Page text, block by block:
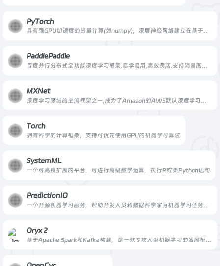
PyTorch
具有强GPU加速度的张量计算(如numpy)，深层神经网络建立在基于磁带的自动调整系统上
PaddlePaddle
百度并行分布式全功能深度学习框架,易学易用,高效灵活.支持海量图像识别分类,机器翻译和自动驾驶等多个领域的业务需求全面开源!
MXNet
深度学习领域的主流框架之一,成为了Amazon的AWS默认深度学习引擎
Torch
拥有科学的计算框架，支持可优先使用GPU的机器学习算法
SystemML
一个可高度扩展的平台，可进行高级数学运算，执行R或类Python语句
PredictionIO
一个开源机器学习服务，帮助开发人员和数据科学家为机器学习任务创建预测引擎和服务
Oryx 2
基于Apache Spark和Kafka构建，是一款专攻大型机器学习的发展框架软件